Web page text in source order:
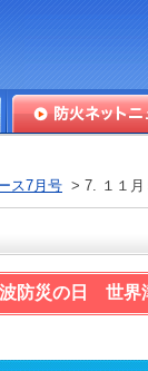
ス7月号 > 7. １１
防災の日 世界